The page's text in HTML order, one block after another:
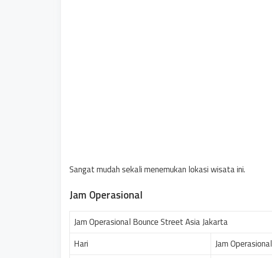
Sangat mudah sekali menemukan lokasi wisata ini.
Jam Operasional
Jam Operasional Bounce Street Asia Jakarta
Hari
Jam Operasional